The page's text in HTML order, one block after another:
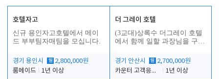
호텔자고
신규 용인자고호텔에서 메이
드 부부팀자매팀을 모십니다.
경기 용인시 월 2,800,000원
룸메이드
1년 이상
더 그레이 호텔
(3교대)상록수 더그레이 호텔
에서 함께 일할 과장님을 구합
경기 안산시
월 2,700,000원
카운터 고객응대 및 야간더블청소
1년 이상